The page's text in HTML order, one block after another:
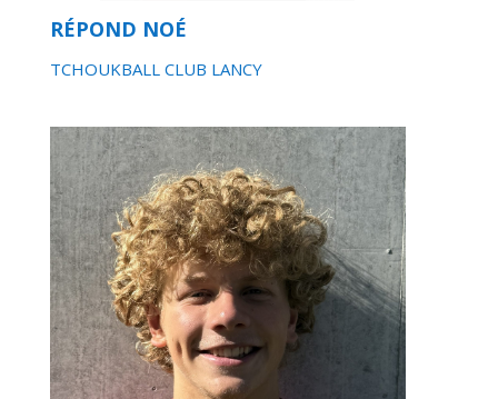
RÉPOND NOÉ
TCHOUKBALL CLUB LANCY